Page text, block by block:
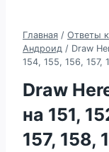
Главная / Ответы
Андроид / Draw
154, 155, 156, 157,
Draw
на 151,
157, 158,